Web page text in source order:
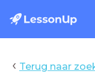
‹ Terug naar